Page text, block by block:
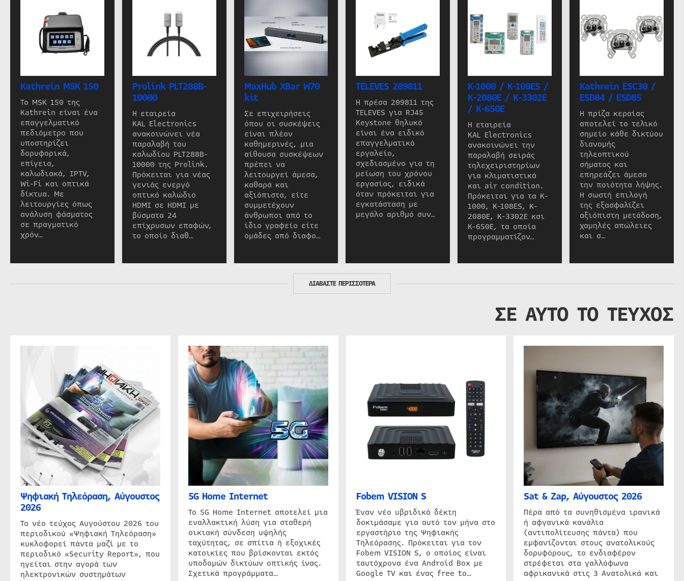
Kathrein MSK 150
Το MSK 150 της
Kathrein είναι ένα
επαγγελματικό
πεδιόμετρο που
υποστηρίζει
δορυφορικά,
επίγεια,
καλωδιακά, IPTV,
Wi-Fi και οπτικά
δίκτυα. Με
λειτουργίες όπως
ανάλυση φάσματος
σε πραγματικό
χρόν…
Prolink PLT288B-
10000
Η εταιρεία
KAL Electronics
ανακοινώνει νέα
παραλαβή του
καλωδίου PLT288B-
10000 της Prolink.
Πρόκειται για νέας
γενιάς ενεργό
οπτικό καλώδιο
HDMI σε HDMI με
βύσματα 24
επίχρυσων επαφών,
το οποίο διαθ…
MaxHub XBar W70
kit
Σε επιχειρήσεις
όπου οι συσκέψεις
είναι πλέον
καθημερινές, μια
αίθουσα συσκέψεων
πρέπει να
λειτουργεί άμεσα,
καθαρά και
αξιόπιστα, είτε
συμμετέχουν
άνθρωποι από το
ίδιο γραφείο είτε
ομάδες από διαφο…
TELEVES 209811
Η πρέσα 209811 της
TELEVES για RJ45
Keystone θηλυκό
είναι ένα ειδικό
επαγγελματικό
εργαλείο,
σχεδιασμένο για τη
μείωση του χρόνου
εργασίας, ειδικά
όταν πρόκειται για
εγκατάσταση με
μεγάλο αριθμό συν…
K-1000 / K-108ES /
K-2080E / K-3302E
/ K-650E
Η εταιρεία
KAL Electronics
ανακοινώνει την
παραλαβή σειράς
τηλεχειριστηρίων
για κλιματιστικά
και air condition.
Πρόκειται για τα K-
1000, K-108ES, K-
2080E, K-3302E και
K-650E, τα οποία
προγραμματίζον…
Kathrein ESC30 /
ESD84 / ESD85
Η πρίζα κεραίας
αποτελεί το τελικό
σημείο κάθε δικτύου
διανομής
τηλεοπτικού
σήματος και
επηρεάζει άμεσα
την ποιότητα λήψης.
Η σωστή επιλογή
της εξασφαλίζει
αξιόπιστη μετάδοση,
χαμηλές απώλειες
και σ…
ΔΙΑΒΑΣΤΕ ΠΕΡΙΣΣΟΤΕΡΑ
ΣΕ ΑΥΤΟ ΤΟ ΤΕΥΧΟΣ
Ψηφιακή Τηλεόραση, Αύγουστος
2026
Το νέο τεύχος Αυγούστου 2026 του
περιοδικού «Ψηφιακή Τηλεόραση»
κυκλοφορεί πάντα μαζί με το
περιοδικό «Security Report», που
ηγείται στην αγορά των
ηλεκτρονικών συστημάτων
5G Home Internet
Το 5G Home Internet αποτελεί μια
εναλλακτική λύση για σταθερή
οικιακή σύνδεση υψηλής
ταχύτητας, σε σπίτια ή εξοχικές
κατοικίες που βρίσκονται εκτός
υποδομών δικτύων οπτικής ίνας.
Σχετικά προγράμματα…
Fobem VISION S
Έναν νέο υβριδικό δέκτη
δοκιμάσαμε για αυτό τον μήνα στο
εργαστήριο της Ψηφιακής
Τηλεόρασης. Πρόκειται για τον
Fobem VISION S, ο οποίος είναι
ταυτόχρονα ένα Android Box με
Google TV και ένας free to…
Sat & Zap, Αύγουστος 2026
Πέρα από τα συνηθισμένα ιρανικά
ή αφγανικά κανάλια
(αντιπολίτευσης πάντα) που
εμφανίζονται στους ανατολικούς
δορυφόρους, το ενδιαφέρον
στρέφεται στα γαλλόφωνα
αφρικανικά στις 3 Ανατολικά και